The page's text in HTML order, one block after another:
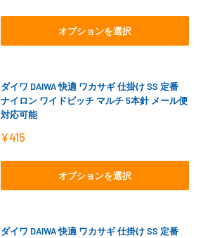
価
オプションを選択
ダイワ DAIWA 快適 ワカサギ 仕掛け SS 定番
ナイロン ワイドピッチ マルチ 5本針 メール便
対応可能
販
価
¥415
オプションを選択
ダイワ DAIWA 快適 ワカサギ 仕掛け SS 定番